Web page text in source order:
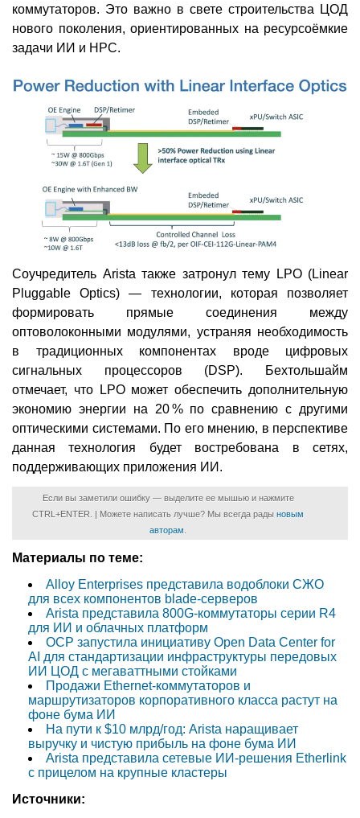
коммутаторов. Это важно в свете строительства ЦОД
нового поколения, ориентированных на ресурсоёмкие
задачи ИИ и НРС.
Соучредитель Arista также затронул тему LPO (Linear
Pluggable Optics) — технологии, которая позволяет
формировать прямые соединения между
оптоволоконными модулями, устраняя необходимость
в традиционных компонентах вроде цифровых
сигнальных процессоров (DSP). Бехтольшайм
отмечает, что LPO может обеспечить дополнительную
экономию энергии на 20 % по сравнению с другими
оптическими системами. По его мнению, в перспективе
данная технология будет востребована в сетях,
поддерживающих приложения ИИ.
Если вы заметили ошибку — выделите ее мышью и нажмите
CTRL+ENTER. | Можете написать лучше? Мы всегда рады новым
авторам
Материалы по теме:
Alloy Enterprises представила водоблоки СЖО
для всех компонентов blade-серверов
Arista представила 800G-коммутаторы серии R4
для ИИ и облачных платформ
OCP запустила инициативу Open Data Center for
AI для стандартизации инфраструктуры передовых
ИИ ЦОД с мегаваттными стойками
Продажи Ethernet-коммутаторов и
маршрутизаторов корпоративного класса растут на
фоне бума ИИ
На пути к $10 млрд/год: Arista наращивает
выручку и чистую прибыль на фоне бума ИИ
Arista представила сетевые ИИ-решения Etherlink
с прицелом на крупные кластеры
Источники: